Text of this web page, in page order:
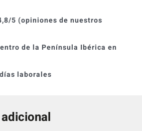
5 (opiniones de nuestros
de la Península Ibérica en
laborales